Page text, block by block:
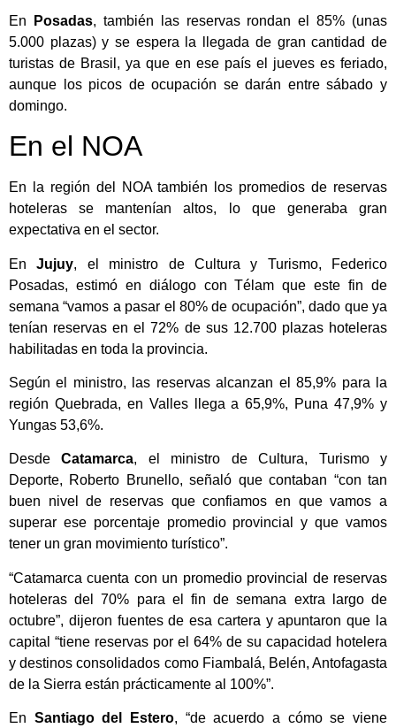
En Posadas, también las reservas rondan el 85% (unas
5.000 plazas) y se espera la llegada de gran cantidad de
turistas de Brasil, ya que en ese país el jueves es feriado,
aunque los picos de ocupación se darán entre sábado y
domingo.
En el NOA
En la región del NOA también los promedios de reservas
hoteleras se mantenían altos, lo que generaba gran
expectativa en el sector.
EnJujuy, el ministro de Cultura y Turismo, Federico
Posadas, estimó en diálogo con Télam que este fin de
semana “vamos a pasar el 80% de ocupación”, dado que ya
tenían reservas en el 72% de sus 12.700 plazas hoteleras
habilitadas en toda la provincia.
Según el ministro, las reservas alcanzan el 85,9% para la
región Quebrada, en Valles llega a 65,9%, Puna 47,9% y
Yungas 53,6%.
DesdeCatamarca, el ministro de Cultura, Turismo y
Deporte, Roberto Brunello, señaló que contaban “con tan
buen nivel de reservas que confiamos en que vamos a
superar ese porcentaje promedio provincial y que vamos
tener un gran movimiento turístico”.
“Catamarca cuenta con un promedio provincial de reservas
hoteleras del 70% para el fin de semana extra largo de
octubre”, dijeron fuentes de esa cartera y apuntaron que la
capital “tiene reservas por el 64% de su capacidad hotelera
y destinos consolidados como Fiambalá, Belén, Antofagasta
de la Sierra están prácticamente al 100%”.
En Santiago del Estero, “de acuerdo a cómo se viene